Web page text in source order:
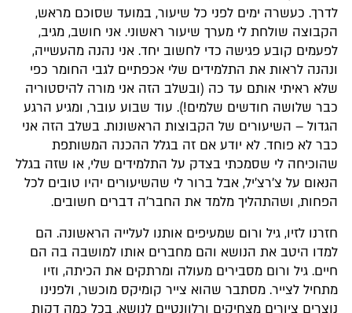
לדרך. כעשרה ימים לפני כל שיעור, במועד שסוכם מראש,
הקבוצה שולחת לי מערך שיעור ראשוני. אני חושב, מגיב,
לפעמים קובע פגישה כדי לחשוב יחד. אני נהנה מהעשייה,
ונהנה לראות את התלמידים שלי אכפתיים לגבי החומר כפי
שלא ראיתי אותם עד כה (ובשלב הזה אני מורה להיסטוריה
כבר שלושה חודשים שלמים!). עוד שבוע עובר, ומגיע הרגע
הגדול – השיעורים של הקבוצות הראשונות. בשלב הזה אני
כבר לא פוחד. לא יודע אם זה בגלל ההכנה המשותפת
שהוכיחה לי שסמכתי בצדק על התלמידים שלי, או שזה בגלל
הנאום על צ'רצ'יל, אבל ברור לי שהשיעורים יהיו טובים לכל
הפחות, ושהתהליך מלמד את החבר'ה דברים חשובים.
חזרנו לזיו, גיל ורום שמעיפים אותנו לעלייה הראשונה. הם
למדו היטב את הנושא והם מחברים אותו למושבה בה הם
חיים. גיל ורום מסבירים מעולה ומרתקים את הכיתה, וזיו
מתחיל לצייר. מסתבר שהוא צייר קומיקס מוכשר, ולפנינו
נוצרים ציורים מצחיקים ורלוונטיים לנושא. בכל כמה דקות